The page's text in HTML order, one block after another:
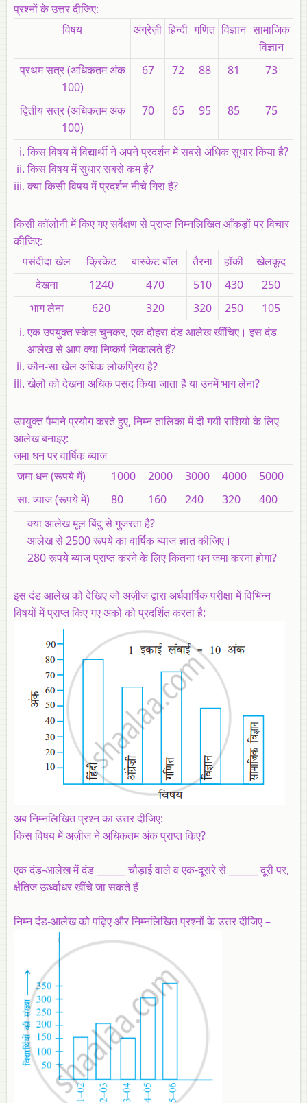
प्रश्नों के उत्तर दीजिए:
विषय
अंग्रेज़ी हिन्दी गणित विज्ञान सामाजिक
विज्ञान
प्रथम सत्र (अधिकतम अंक
100)
67 72 88 81 73
द्वितीय सत्र (अधिकतम अंक
100)
70 65 95 85 75
किस विषय में विद्यार्थी ने अपने प्रदर्शन में सबसे अधिक सुधार किया है?
किस विषय में सुधार सबसे कम है?
क्या किसी विषय में प्रदर्शन नीचे गिरा है?
किसी कॉलोनी में किए गए सर्वेक्षण से प्राप्त निम्नलिखित आँकड़ों पर विचार
कीजिए:
पसंदीदा खेल
क्रिकेट बास्केट बॉल तैरना हॉकी
खेलकूद
देखना
1240 470 510 430
250
भाग लेना
620 320 320 250
105
एक उपयुक्त स्केल चुनकर, एक दोहरा दंड आलेख खींचिए। इस दंड
आलेख से आप क्या निष्कर्ष निकालते हैं?
कौन-सा खेल अधिक लोकप्रिय है?
खेलों को देखना अधिक पसंद किया जाता है या उनमें भाग लेना?
उपयुक्त पैमाने प्रयोग करते हुए, निम्न तालिका में दी गयी राशियो के लिए
आलेख बनाइए:
जमा धन पर वार्षिक ब्याज
जमा धन (रूपये में)
1000 2000 3000 4000
5000
सा. व्याज (रूपये में)
80 160 240 320
400
क्या आलेख मूल बिंदु से गुजरता है?
आलेख से 2500 रूपये का वार्षिक ब्याज ज्ञात कीजिए।
280 रूपये ब्याज प्राप्त करने के लिए कितना धन जमा करना होगा?
इस दंड आलेख को देखिए जो अज़ीज द्वारा अर्धवार्षिक परीक्षा में विभिन्न
विषयों में प्राप्त किए गए अंकों को प्रदर्शित करता है:
अब निम्नलिखित प्रश्न का उत्तर दीजिए:
किस विषय में अज़ीज ने अधिकतम अंक प्राप्त किए?
एक दंड-आलेख में दंड ______ चौड़ाई वाले व एक-दूसरे से ______ दूरी पर,
क्षैतिज ऊर्ध्वाधर खींचे जा सकते हैं।
निम्न दंड-आलेख को पढ़िए और निम्नलिखित प्रश्नों के उत्तर दीजिए –